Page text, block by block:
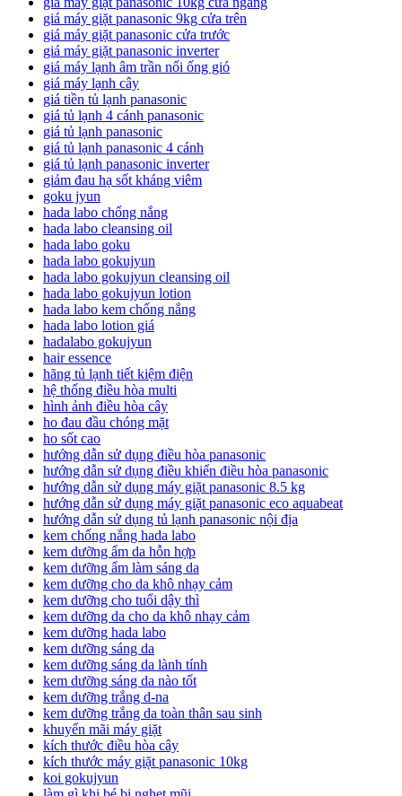
giá máy giặt panasonic 9kg cửa trên
giá máy giặt panasonic cửa trước
giá máy giặt panasonic inverter
giá máy lạnh âm trần nối ống gió
giá máy lạnh cây
giá tiền tủ lạnh panasonic
giá tủ lạnh 4 cánh panasonic
giá tủ lạnh panasonic
giá tủ lạnh panasonic 4 cánh
giá tủ lạnh panasonic inverter
giảm đau hạ sốt kháng viêm
goku jyun
hada labo chống nắng
hada labo cleansing oil
hada labo goku
hada labo gokujyun
hada labo gokujyun cleansing oil
hada labo gokujyun lotion
hada labo kem chống nắng
hada labo lotion giá
hadalabo gokujyun
hair essence
hãng tủ lạnh tiết kiệm điện
hệ thống điều hòa multi
hình ảnh điều hòa cây
ho đau đầu chóng mặt
ho sốt cao
hướng dẫn sử dụng điều hòa panasonic
hướng dẫn sử dụng điều khiển điều hòa panasonic
hướng dẫn sử dụng máy giặt panasonic 8.5 kg
hướng dẫn sử dụng máy giặt panasonic eco aquabeat
hướng dẫn sử dụng tủ lạnh panasonic nội địa
kem chống nắng hada labo
kem dưỡng ẩm da hỗn hợp
kem dưỡng ẩm làm sáng da
kem dưỡng cho da khô nhạy cảm
kem dưỡng cho tuổi dậy thì
kem dưỡng da cho da khô nhạy cảm
kem dưỡng hada labo
kem dưỡng sáng da
kem dưỡng sáng da lành tính
kem dưỡng sáng da nào tốt
kem dưỡng trắng d-na
kem dưỡng trắng da toàn thân sau sinh
khuyến mãi máy giặt
kích thước điều hòa cây
kích thước máy giặt panasonic 10kg
koi gokujyun